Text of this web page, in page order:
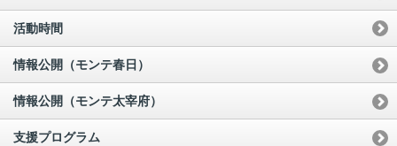
活動時間
情報公開（モンテ春日）
情報公開（モンテ太宰府）
支援プログラム